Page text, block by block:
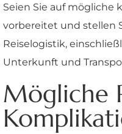
Seien Sie auf mögliche
vorbereitet und stellen
Reiselogistik,
Unterkunft und
Mögliche